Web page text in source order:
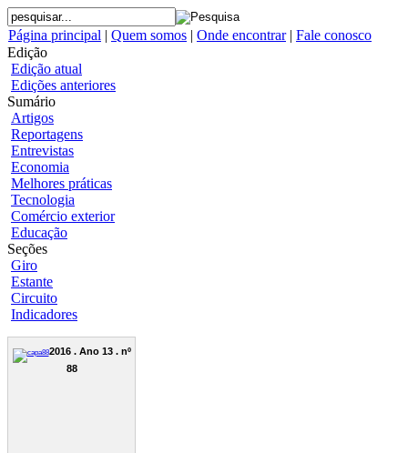
Página principal | Quem somos | Onde encontrar| Fale conosco
Edição
Edição atual
Edições anteriores
Sumário
Artigos
Reportagens
Entrevistas
Economia
Melhores práticas
Tecnologia
Comércio exterior
Educação
Seções
Giro
Estante
Circuito
Indicadores
2016 . Ano 13 . nº
88